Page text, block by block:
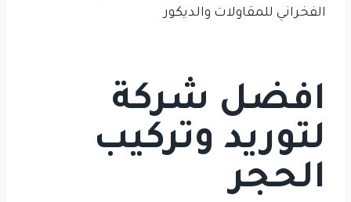
الفخراني للمقاولات والديكور
افضل شركة
لتوريد وتركيب
الحجر